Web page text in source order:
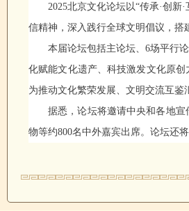
2025北京文化论坛以“传承·创
信精神，深入践行全球文明倡议，
本届论坛包括主论坛、6场平行
化赋能文化遗产、科技激发文化原
为推动文化繁荣发展、文明交流互鉴
据悉，论坛将邀请中央和各地
物等约800名中外嘉宾出席。论坛还